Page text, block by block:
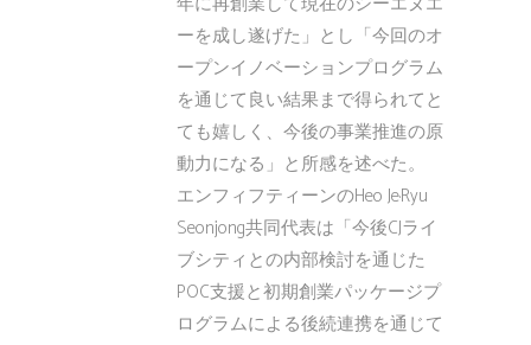
ーを成し遂げた」とし「今回のオ
ープンイノベーションプログラム
を通じて良い結果まで得られてと
ても嬉しく、今後の事業推進の原
動力になる」と所感を述べた。
エンフィフティーンのHeo Je·Ryu
Seonjong共同代表は「今後CJライ
ブシティとの内部検討を通じた
POC支援と初期創業パッケージプ
ログラムによる後続連携を通じて